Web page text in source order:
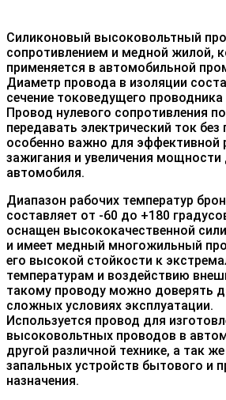
Силиконовый высоковольтный
сопротивлением и медной жилой,
применяется в автомобильной
Диаметр провода в изоляции
сечение токоведущего
Провод нулевого сопротивления
передавать электрический ток без
особенно важно для эффективной
зажигания и увеличения мощности
автомобиля.
Диапазон рабочих температур
составляет от -60 до +180
оснащен высококачественной
и имеет медный многожильный
его высокой стойкости к
температурам и воздействию
такому проводу можно доверять
сложных условиях эксплуатации.
Используется провод для
высоковольтных проводов в
другой различной технике, а так
запальных устройств бытового и
назначения.